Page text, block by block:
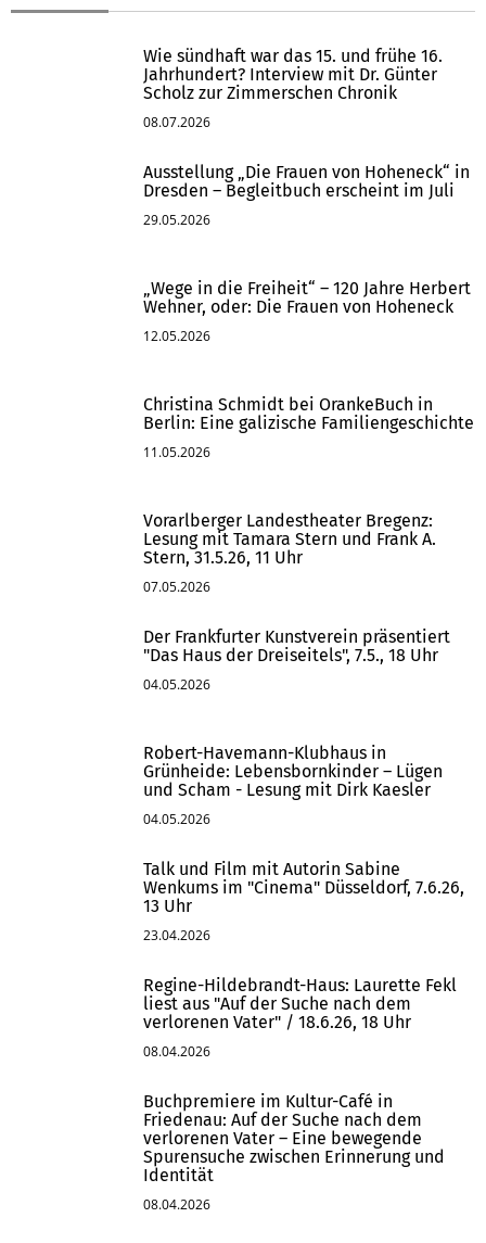
Wie sündhaft war das 15. und frühe 16.
Jahrhundert? Interview mit Dr. Günter
Scholz zur Zimmerschen Chronik
08.07.2026
Ausstellung „Die Frauen von Hoheneck“ in
Dresden – Begleitbuch erscheint im Juli
29.05.2026
„Wege in die Freiheit“ – 120 Jahre Herbert
Wehner, oder: Die Frauen von Hoheneck
12.05.2026
Christina Schmidt bei OrankeBuch in
Berlin: Eine galizische Familiengeschichte
11.05.2026
Vorarlberger Landestheater Bregenz:
Lesung mit Tamara Stern und Frank A.
Stern, 31.5.26, 11 Uhr
07.05.2026
Der Frankfurter Kunstverein präsentiert
"Das Haus der Dreiseitels", 7.5., 18 Uhr
04.05.2026
Robert-Havemann-Klubhaus in
Grünheide: Lebensbornkinder – Lügen
und Scham - Lesung mit Dirk Kaesler
04.05.2026
Talk und Film mit Autorin Sabine
Wenkums im "Cinema" Düsseldorf, 7.6.26,
13 Uhr
23.04.2026
Regine-Hildebrandt-Haus: Laurette Fekl
liest aus "Auf der Suche nach dem
verlorenen Vater" / 18.6.26, 18 Uhr
08.04.2026
Buchpremiere im Kultur-Café in
Friedenau: Auf der Suche nach dem
verlorenen Vater – Eine bewegende
Spurensuche zwischen Erinnerung und
Identität
08.04.2026